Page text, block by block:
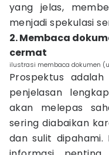
yang jelas,
menjadi spekulasi
2. Membaca
cermat
ilustrasi membaca dokumen
Prospektus
penjelasan
akan melepas
sering diabaikan
dan sulit dipahami.